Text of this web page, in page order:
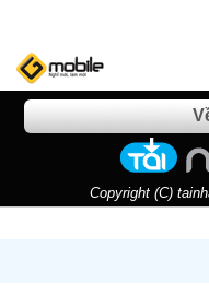
Copyright (C)